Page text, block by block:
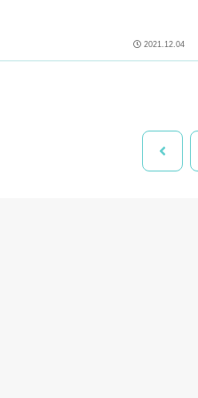
2021.12.04
前